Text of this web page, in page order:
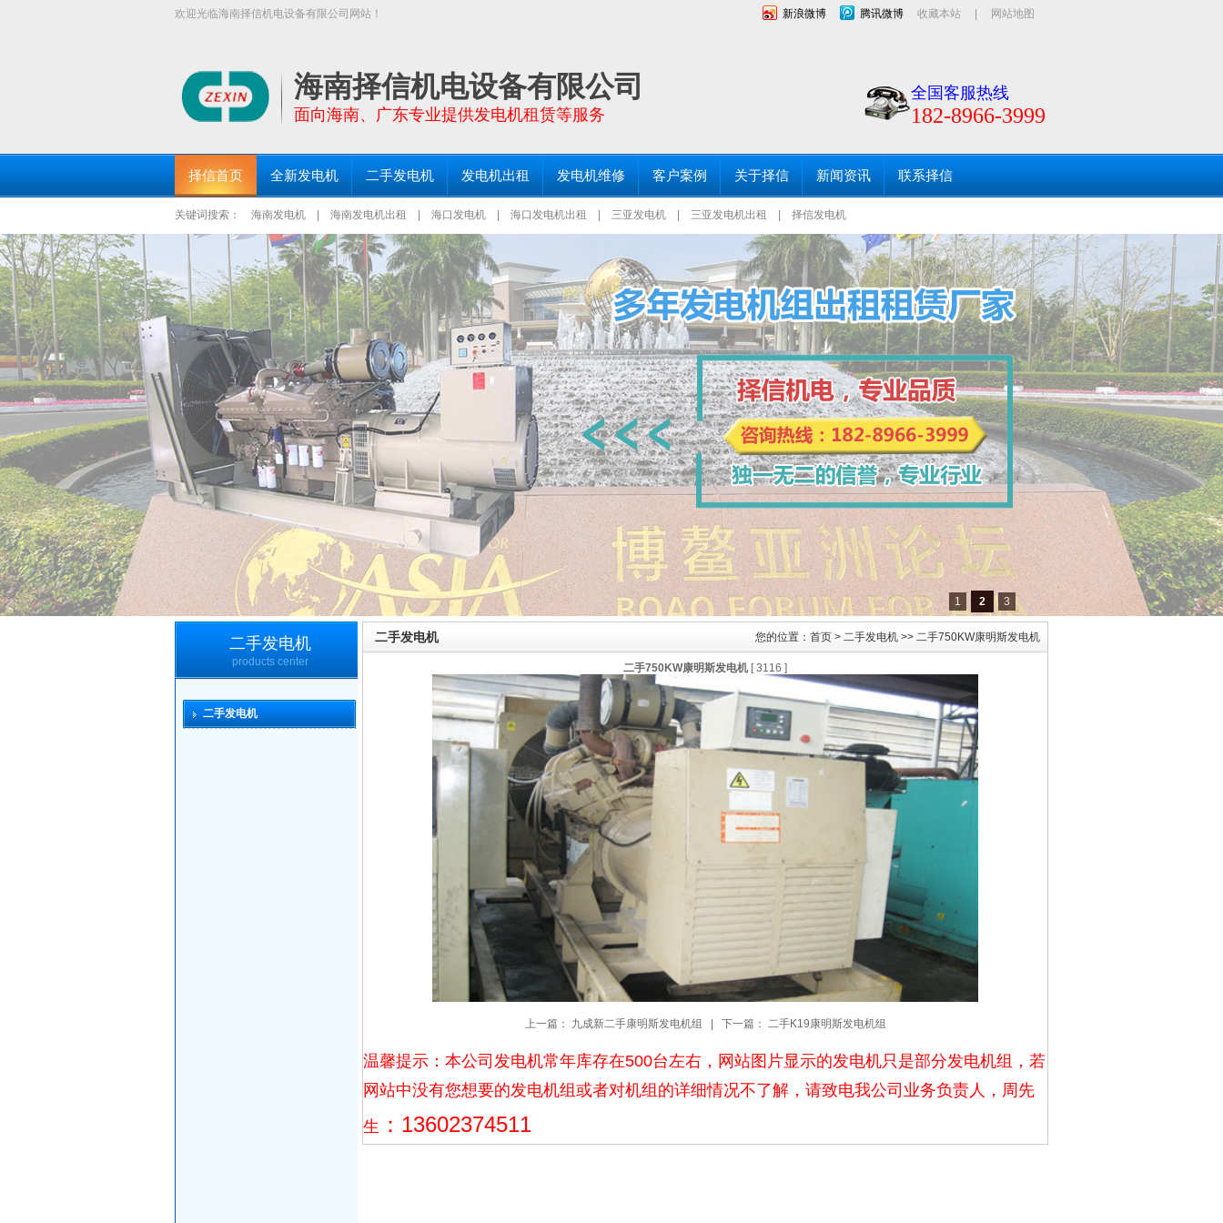
新浪微博 腾讯微博 收藏本站 网站地图
欢迎光临海南择信机电设备有限公司网站！
三亚发电机出租、琼海发电机出租等区域均设有仓库和服务点！
全国客服热线
182-8966-3999
海南择信机电设备有限公司
面向海南、广东专业提供发电机租赁等服务
择信首页 全新发电机 二手发电机 发电机出租 发电机维修 客户案例 关于择信 新闻资讯 联系择信
关键词搜索： 海南发电机 海南发电机出租 海口发电机 海口发电机出租 三亚发电机 三亚发电机出租 择信发电机
1 2 3
您的位置： 首页 > 二手发电机 >> 二手750KW康明斯发电机
二手发电机
二手750KW康明斯发电机 [3116 ]
上一篇： 九成新二手康明斯发电机组 | 下一篇： 二手K19康明斯发电机组
温馨提示：本公司发电机常年库存在500台左右，网站图片显示的发电机只是部分发电机组，若
网站中没有您想要的发电机组或者对机组的详细情况不了解，请致电我公司业务负责人，周先
生 ：13602374511
二手发电机
products center
二手发电机